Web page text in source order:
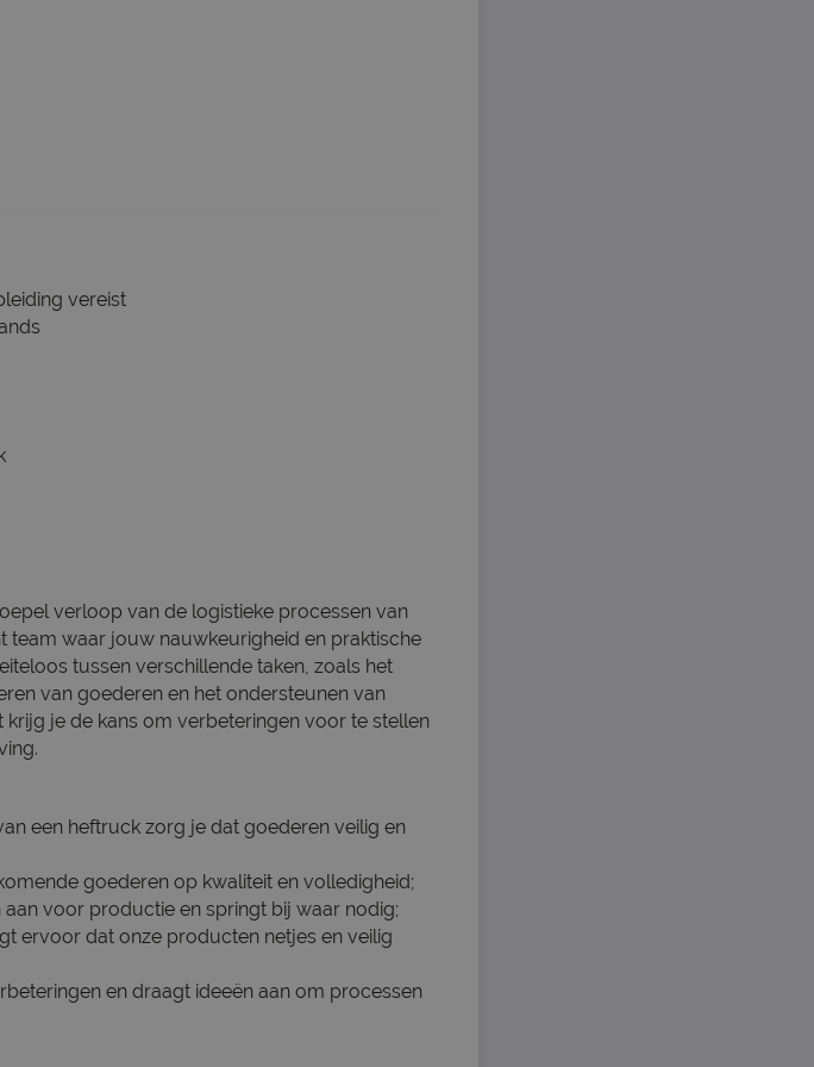
vereist
verloop van de logistieke processen van
team waar jouw nauwkeurigheid en praktische
tussen verschillende taken, zoals het
van goederen en het ondersteunen van
je de kans om verbeteringen voor te stellen
een heftruck zorg je dat goederen veilig en
goederen op kwaliteit en volledigheid;
voor productie en springt bij waar nodig;
ervoor dat onze producten netjes en veilig
en draagt ideeën aan om processen